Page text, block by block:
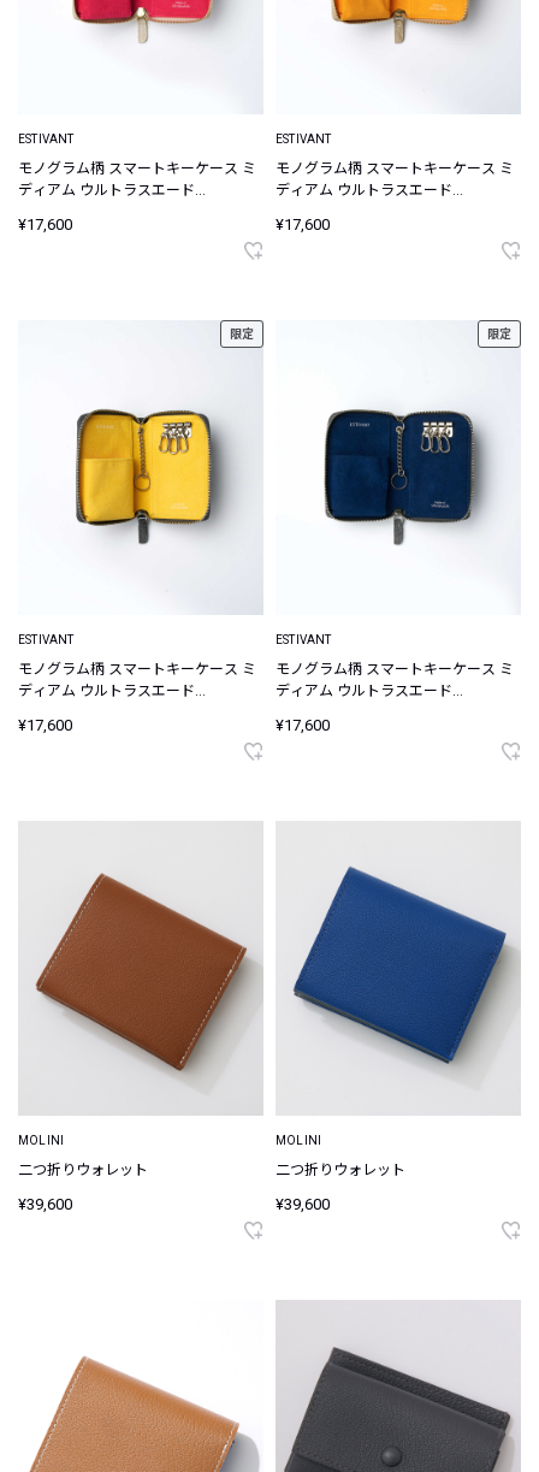
ESTIVANT
モノグラム柄 スマートキーケース ミ
ディアム ウルトラスエード
¥17,600
ESTIVANT
モノグラム柄 スマートキーケース ミ
ディアム ウルトラスエード
¥17,600
限定
ESTIVANT
モノグラム柄 スマートキーケース ミ
ディアム ウルトラスエード
¥17,600
限定
ESTIVANT
モノグラム柄 スマートキーケース ミ
ディアム ウルトラスエード
¥17,600
MOLINI
二つ折りウォレット
¥39,600
MOLINI
二つ折りウォレット
¥39,600